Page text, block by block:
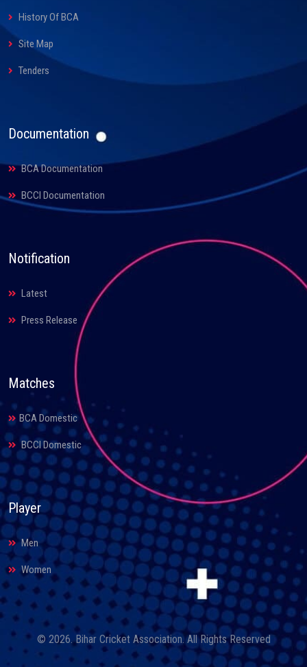
History Of BCA
Site Map
Tenders
Documentation
BCA Documentation
BCCI Documentation
Notification
Latest
Press Release
Matches
BCA Domestic
BCCI Domestic
Player
Men
Women
© 2026. Bihar Cricket Association. All Rights Reserved